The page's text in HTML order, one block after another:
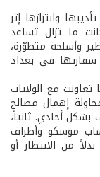
وابتزازها إثر
ما تزال تساعد
وأسلحة متطوّرة،
في بغداد
مع الولايات
إهمال مصالح
أحادي. ثانياً،
موسكو وأطراف
من الانتظار أو